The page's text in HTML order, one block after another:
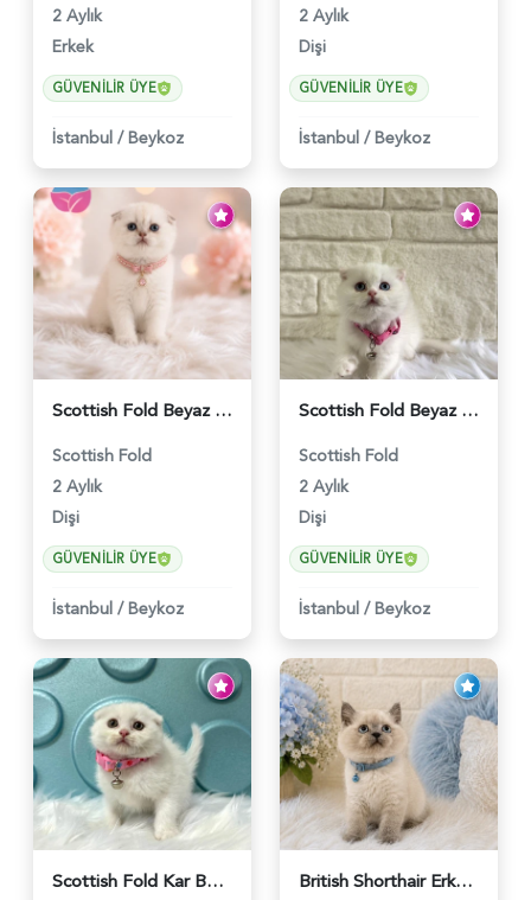
2 Aylık
Erkek
GÜVENILIR ÜYE
İstanbul / Beykoz
2 Aylık
Dişi
GÜVENILIR ÜYE
İstanbul / Beykoz
Scottish Fold Beyaz Güzellik 2 Aylık - 4690
Scottish Fold
2 Aylık
Dişi
GÜVENILIR ÜYE
İstanbul / Beykoz
Scottish Fold Beyaz Dişi Baby Face 2 Aylık - 3704
Scottish Fold
2 Aylık
Dişi
GÜVENILIR ÜYE
İstanbul / Beykoz
Scottish Fold Kar Beyazı Dişi 2 Aylık - 2980 British Shorthair Erkek Bluepoint 2 Aylık - 4448